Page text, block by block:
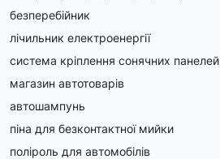
безперебійник
лічильник електроенергії
система кріплення сонячних панелей
магазин автотоварів
автошампунь
піна для безконтактної мийки
поліроль для автомобілів